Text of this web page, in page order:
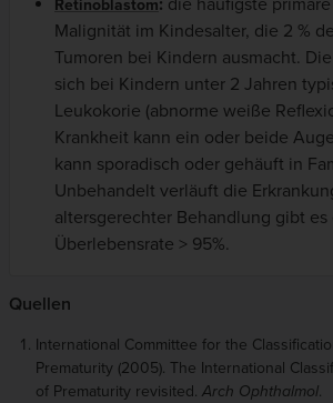
Retinoblastom: die häufigste
Malignität im Kindesalter, die 2 %
Tumoren bei Kindern ausmacht.
sich bei Kindern unter 2 Jahren
Leukokorie (abnorme weiße
Krankheit kann ein oder beide
kann sporadisch oder gehäuft in
Unbehandelt verläuft die
altersgerechter Behandlung gibt es
Überlebensrate > 95%.
Quellen
International Committee for the
Prematurity (2005). The International
of Prematurity revisited. Arch Ophthalmol.